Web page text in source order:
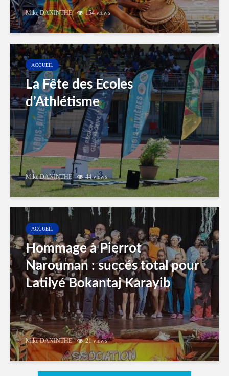
Mike DANINTHE 154 views
ACCUEIL
La Fête des Ecoles
d’Athlétisme
Mike DANINTHE 44 views
ACCUEIL
Hommage à Pierrot
Narouman : succés total pour
Latilyé Bokantaj Karayib
Mike DANINTHE 21 views